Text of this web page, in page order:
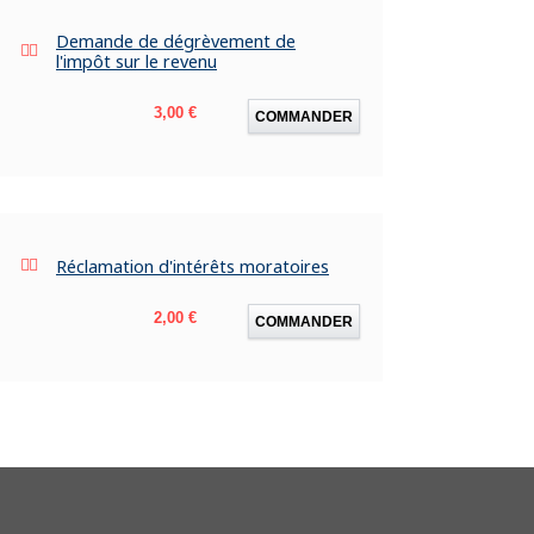
Demande de dégrèvement de
l'impôt sur le revenu
Prix
3,00 € COMMANDER
Réclamation d'intérêts moratoires
Prix
2,00 € COMMANDER